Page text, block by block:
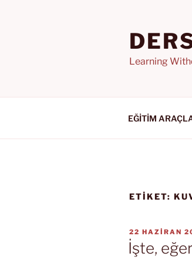
Learning
EĞİTİM
ETIKET:
YAYIM
TARIHI
22 HAZIRAN
İşte,